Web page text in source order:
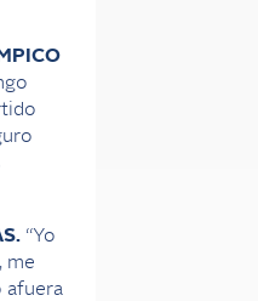
“Yo
me
afuera